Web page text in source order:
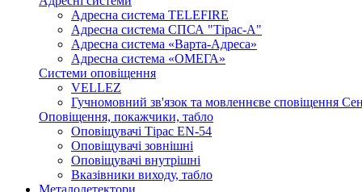
Адресна система TELEFIRE
Адресна система СПСА "Тірас-А"
Адресна система «Варта-Адреса»
Адресна система «ОМЕГА»
Системи оповіщення
VELLEZ
Гучномовний зв'язок та мовленнєве сповіщення
Оповіщення, покажчики, табло
Оповіщувачі Тірас EN-54
Оповіщувачі зовнішні
Оповіщувачі внутрішні
Вказівники виходу, табло
Металодетектори